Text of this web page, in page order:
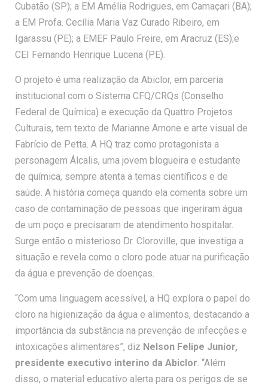
Cubatão (SP); a EM Amélia Rodrigues, em Camaçari (BA);
a EM Profa. Cecília Maria Vaz Curado Ribeiro, em
Igarassu (PE); a EMEF Paulo Freire, em Aracruz (ES);e
CEI Fernando Henrique Lucena (PE).
O projeto é uma realização da Abiclor, em parceria
institucional com o Sistema CFQ/CRQs (Conselho
Federal de Química) e execução da Quattro Projetos
Culturais, tem texto de Marianne Arnone e arte visual de
Fabrício de Petta. A HQ traz como protagonista a
personagem Álcalis, uma jovem blogueira e estudante
de química, sempre atenta a temas científicos e de
saúde. A história começa quando ela comenta sobre um
caso de contaminação de pessoas que ingeriram água
de um poço e precisaram de atendimento hospitalar.
Surge então o misterioso Dr. Cloroville, que investiga a
situação e revela como o cloro pode atuar na purificação
da água e prevenção de doenças.
“Com uma linguagem acessível, a HQ explora o papel do
cloro na higienização da água e alimentos, destacando a
importância da substância na prevenção de infecções e
intoxicações alimentares”, diz Nelson Felipe Junior,
presidente executivo interino da Abiclor. “Além
disso, o material educativo alerta para os perigos de se